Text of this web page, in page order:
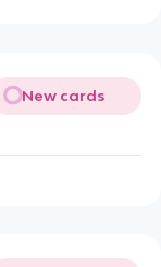
New cards